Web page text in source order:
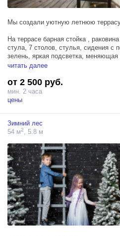
Мы создали уютную летнюю
На террасе барная стойка ,
стула, 7 столов, стулья, сидения с
зелень, яркая подсветка, меняющая
плазменный телевизор.
Вместимость 60-80 человек.
Можно шуметь после 00:00
помещении и зону отдыха - комнату
читать далее
от 2 500 руб.
мин. 2 часа
цены
Зимний лес
54 м2, 5.8 м